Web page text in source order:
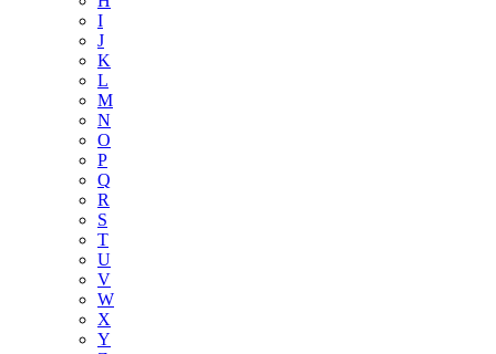
I
J
K
L
M
N
O
P
Q
R
S
T
U
V
W
X
Y